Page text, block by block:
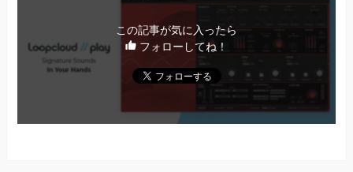
この記事が気に入ったら
フォローしてね！